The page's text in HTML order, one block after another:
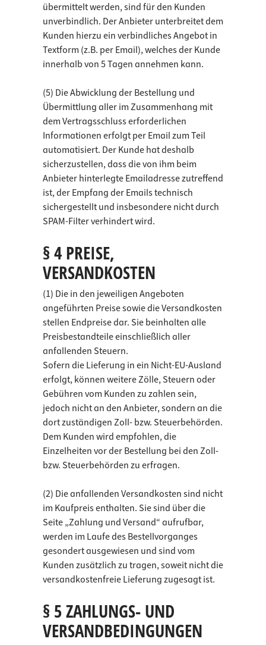
übermittelt werden, sind für den Kunden
unverbindlich. Der Anbieter unterbreitet dem
Kunden hierzu ein verbindliches Angebot in
Textform (z.B. per Email), welches der Kunde
innerhalb von 5 Tagen annehmen kann.
(5) Die Abwicklung der Bestellung und
Übermittlung aller im Zusammenhang mit
dem Vertragsschluss erforderlichen
Informationen erfolgt per Email zum Teil
automatisiert. Der Kunde hat deshalb
sicherzustellen, dass die von ihm beim
Anbieter hinterlegte Emailadresse zutreffend
ist, der Empfang der Emails technisch
sichergestellt und insbesondere nicht durch
SPAM-Filter verhindert wird.
§ 4 PREISE,
VERSANDKOSTEN
(1) Die in den jeweiligen Angeboten
angeführten Preise sowie die Versandkosten
stellen Endpreise dar. Sie beinhalten alle
Preisbestandteile einschließlich aller
anfallenden Steuern.
Sofern die Lieferung in ein Nicht-EU-Ausland
erfolgt, können weitere Zölle, Steuern oder
Gebühren vom Kunden zu zahlen sein,
jedoch nicht an den Anbieter, sondern an die
dort zuständigen Zoll- bzw. Steuerbehörden.
Dem Kunden wird empfohlen, die
Einzelheiten vor der Bestellung bei den Zoll-
bzw. Steuerbehörden zu erfragen.
(2) Die anfallenden Versandkosten sind nicht
im Kaufpreis enthalten. Sie sind über die
Seite „Zahlung und Versand“ aufrufbar,
werden im Laufe des Bestellvorganges
gesondert ausgewiesen und sind vom
Kunden zusätzlich zu tragen, soweit nicht die
versandkostenfreie Lieferung zugesagt ist.
§ 5 ZAHLUNGS- UND
VERSANDBEDINGUNGEN